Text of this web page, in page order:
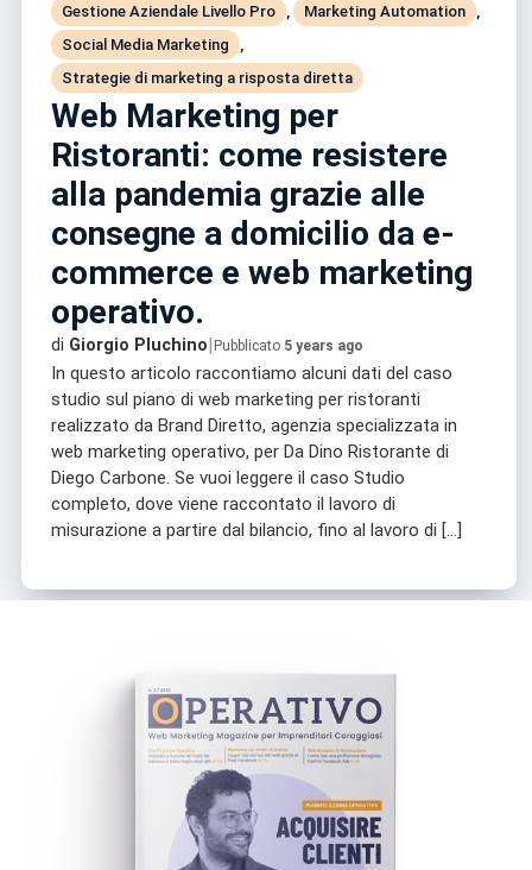
Gestione Aziendale Livello Pro , Marketing Automation ,
Social Media Marketing
,
Strategie di marketing a risposta diretta
Web Marketing per
Ristoranti: come resistere
alla pandemia grazie alle
consegne a domicilio da e-
commerce e web marketing
operativo.
di Giorgio Pluchino| Pubblicato 5 years ago
In questo articolo raccontiamo alcuni dati del caso
studio sul piano di web marketing per ristoranti
realizzato da Brand Diretto, agenzia specializzata in
web marketing operativo, per Da Dino Ristorante di
Diego Carbone. Se vuoi leggere il caso Studio
completo, dove viene raccontato il lavoro di
misurazione a partire dal bilancio, fino al lavoro di […]